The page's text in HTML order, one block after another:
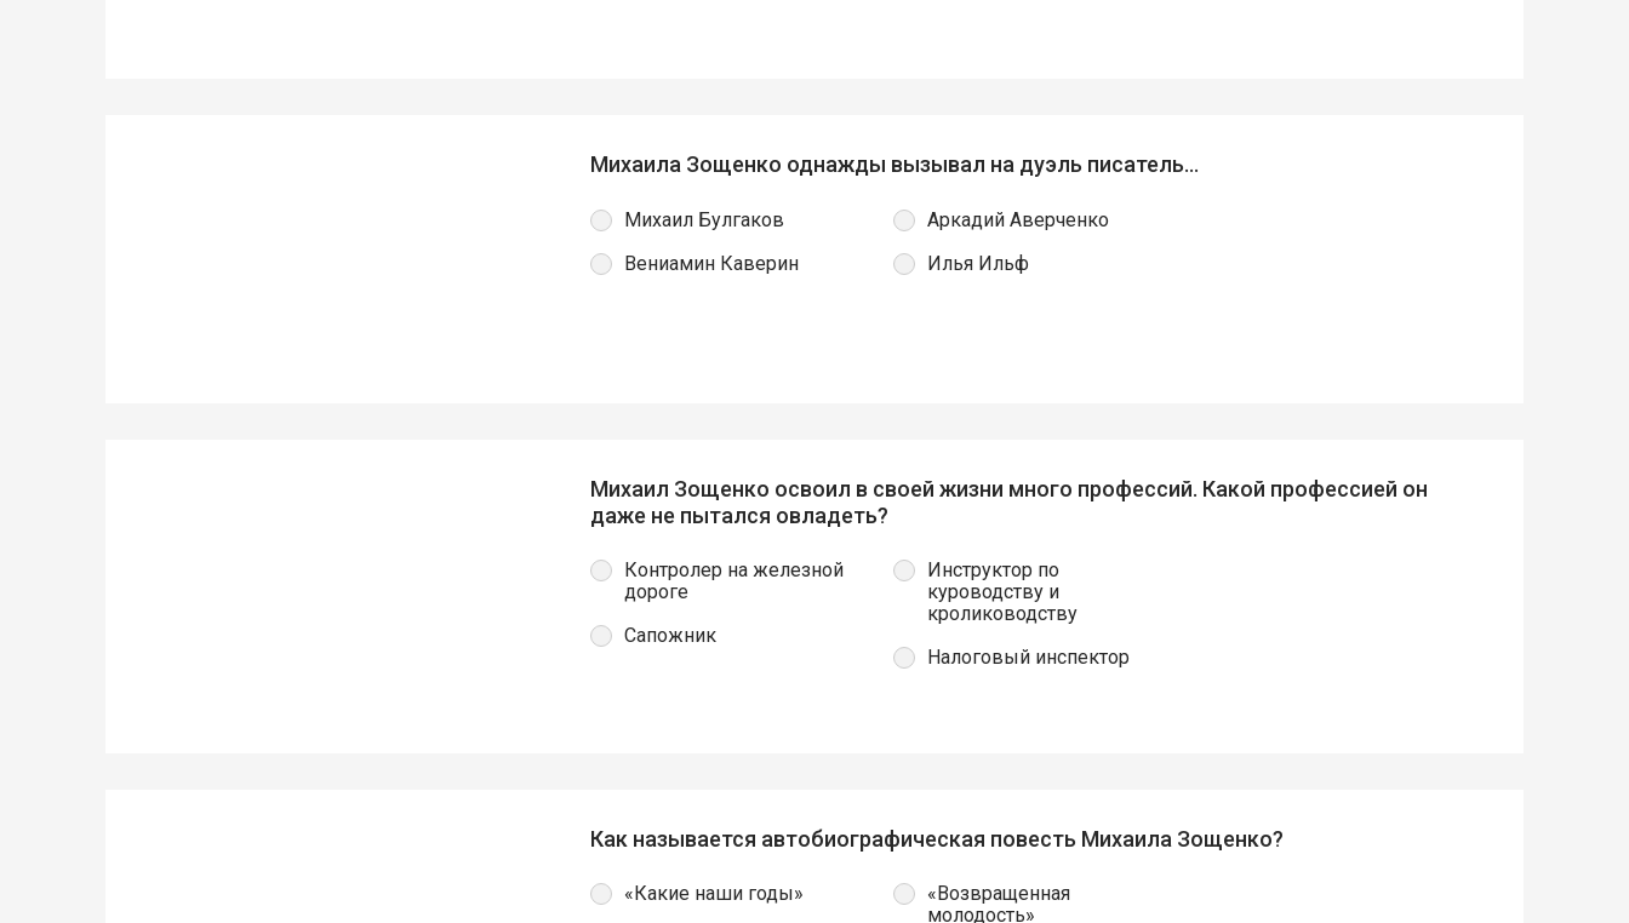
Михаила Зощенко однажды вызывал на дуэль писатель…
Михаил Булгаков
Вениамин Каверин
Аркадий Аверченко
Илья Ильф
Михаил Зощенко освоил в своей жизни много профессий. Какой профессией он
даже не пытался овладеть?
Контролер на железной
дороге
Сапожник
Инструктор по
куроводству и
кролиководству
Налоговый инспектор
Как называется автобиографическая повесть Михаила Зощенко?
«Какие наши годы»
«Возвращенная
молодость»